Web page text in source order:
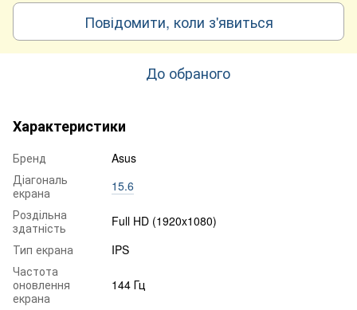
Повідомити, коли з'явиться
До обраного
Характеристики
Бренд
Asus
Діагональ
екрана
15.6
Роздільна
здатність
Full HD (1920x1080)
Тип екрана
IPS
Частота
оновлення
екрана
144 Гц